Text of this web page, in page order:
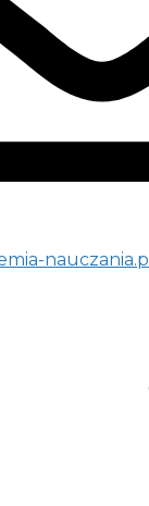
nauczania.pl